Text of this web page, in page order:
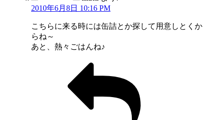
2010年6月8日 10:16 PM
こちらに来る時には缶詰とか探して用意しとくか
らね～
あと、熱々ごはんね♪